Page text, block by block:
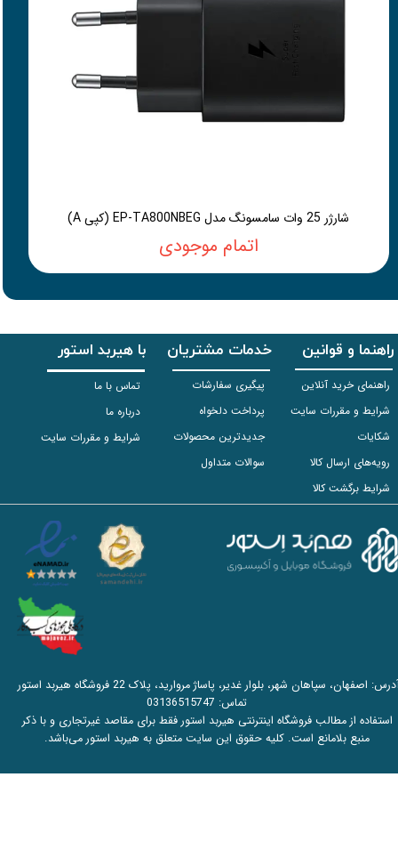
شارژر 25 وات سامسونگ مدل EP-TA800NBEG (کپی A)
اتمام موجودی
راهنما و قوانین
راهنمای خرید آنلاین
شرایط و مقررات سایت
شکایات
رویه‌های ارسال کالا
شرایط برگشت کالا
خدمات مشتریان
پیگیری سفارشات
پرداخت دلخواه
جدیدترین محصولات
سوالات متداول
با هیربد استور
تماس با ما
درباره ما
شرایط و مقررات سایت
آدرس: اصفهان، سپاهان شهر، بلوار غدیر، پاساژ مروارید، پلاک 22 فروشگاه هیربد استور
تماس: 03136515747
استفاده از مطالب فروشگاه اینترنتی هیربد استور فقط برای مقاصد غیرتجاری و با ذکر
منبع بلامانع است. کلیه حقوق این سایت متعلق به هیربد استور می‌باشد.​​​​​​​